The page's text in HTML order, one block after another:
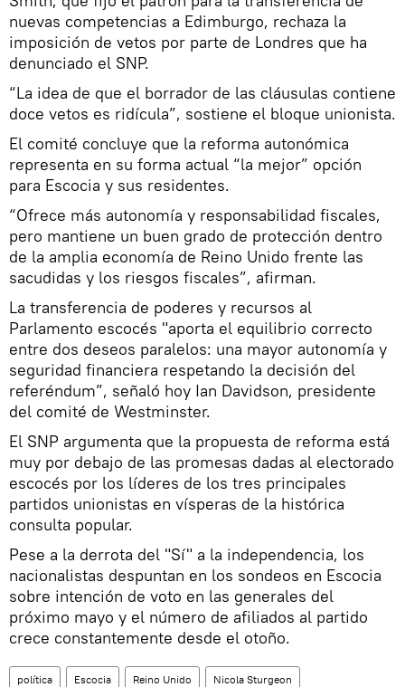
nuevas competencias a Edimburgo, rechaza la
imposición de vetos por parte de Londres que ha
denunciado el SNP.
“La idea de que el borrador de las cláusulas contiene
doce vetos es ridícula”, sostiene el bloque unionista.
El comité concluye que la reforma autonómica
representa en su forma actual “la mejor” opción
para Escocia y sus residentes.
“Ofrece más autonomía y responsabilidad fiscales,
pero mantiene un buen grado de protección dentro
de la amplia economía de Reino Unido frente las
sacudidas y los riesgos fiscales”, afirman.
La transferencia de poderes y recursos al
Parlamento escocés "aporta el equilibrio correcto
entre dos deseos paralelos: una mayor autonomía y
seguridad financiera respetando la decisión del
referéndum”, señaló hoy Ian Davidson, presidente
del comité de Westminster.
El SNP argumenta que la propuesta de reforma está
muy por debajo de las promesas dadas al electorado
escocés por los líderes de los tres principales
partidos unionistas en vísperas de la histórica
consulta popular.
Pese a la derrota del "Sí" a la independencia, los
nacionalistas despuntan en los sondeos en Escocia
sobre intención de voto en las generales del
próximo mayo y el número de afiliados al partido
crece constantemente desde el otoño.
política Escocia Reino Unido Nicola Sturgeon